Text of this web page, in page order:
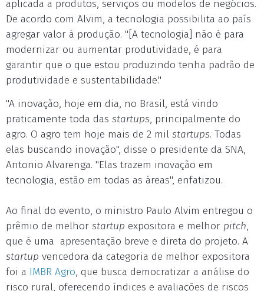
aplicada a produtos, serviços ou modelos de negócios.
De acordo com Alvim, a tecnologia possibilita ao país
agregar valor à produção. "[A tecnologia] não é para
modernizar ou aumentar produtividade, é para
garantir que o que estou produzindo tenha padrão de
produtividade e sustentabilidade."
"A inovação, hoje em dia, no Brasil, está vindo
praticamente toda das startups, principalmente do
agro. O agro tem hoje mais de 2 mil startups. Todas
elas buscando inovação", disse o presidente da SNA,
Antonio Alvarenga. "Elas trazem inovação em
tecnologia, estão em todas as áreas", enfatizou.
Ao final do evento, o ministro Paulo Alvim entregou o
prêmio de melhor startup expositora e melhor pitch,
que é uma apresentação breve e direta do projeto. A
startup vencedora da categoria de melhor expositora
foi a IMBR Agro, que busca democratizar a análise do
risco rural, oferecendo índices e avaliações de riscos